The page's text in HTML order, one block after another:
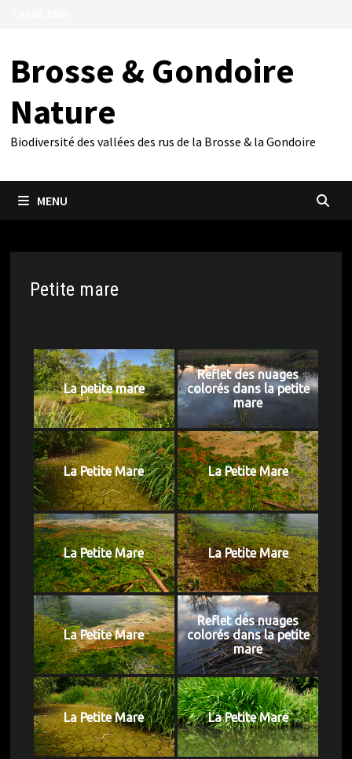
Brosse & Gondoire
Nature
Biodiversité des vallées des rus de la Brosse & la Gondoire
MENU
Petite mare
La petite mare
Reflet des nuages
colorés dans la petite
mare
La Petite Mare La Petite Mare
La Petite Mare La Petite Mare
La Petite Mare
Reflet des nuages
colorés dans la petite
mare
La Petite Mare La Petite Mare